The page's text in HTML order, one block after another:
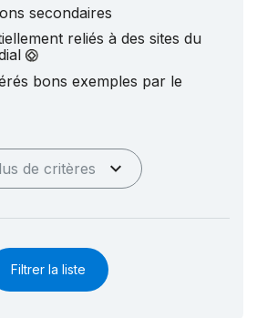
secondaires
reliés à des sites du
bons exemples par le
de critères
Filtrer la liste